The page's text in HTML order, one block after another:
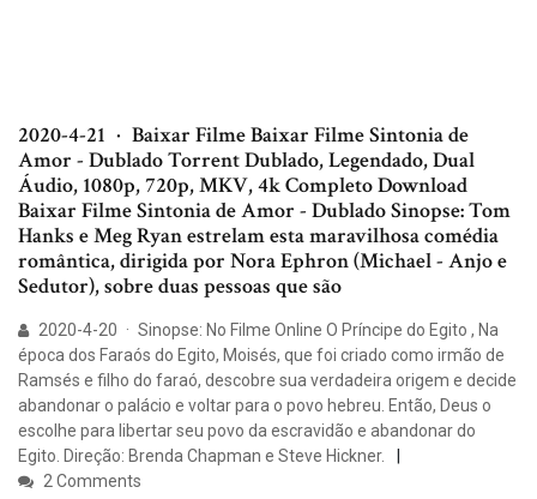
2020-4-21 · Baixar Filme Baixar Filme Sintonia de
Amor - Dublado Torrent Dublado, Legendado, Dual
Áudio, 1080p, 720p, MKV, 4k Completo Download
Baixar Filme Sintonia de Amor - Dublado Sinopse: Tom
Hanks e Meg Ryan estrelam esta maravilhosa comédia
romântica, dirigida por Nora Ephron (Michael - Anjo e
Sedutor), sobre duas pessoas que são
2020-4-20 · Sinopse: No Filme Online O Príncipe do Egito , Na
época dos Faraós do Egito, Moisés, que foi criado como irmão de
Ramsés e filho do faraó, descobre sua verdadeira origem e decide
abandonar o palácio e voltar para o povo hebreu. Então, Deus o
escolhe para libertar seu povo da escravidão e abandonar do
Egito. Direção: Brenda Chapman e Steve Hickner.
2 Comments